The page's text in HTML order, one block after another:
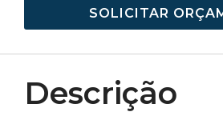
SOLICITAR
Descrição